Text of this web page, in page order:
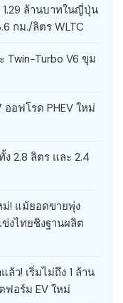
1.29 ล้านบาทในญี่ปุ่น
กม./ลิตร WLTC
Twin-Turbo V6 ขุม
อฟโรด PHEV ใหม่
ง 2.8 ลิตร และ 2.4
ม่! แม้ยอดขายพุ่ง
งไทยชิงฐานผลิต
ว! เริ่มไม่ถึง 1 ล้าน
อร์ม EV ใหม่